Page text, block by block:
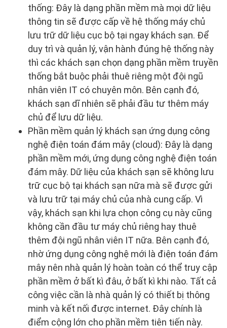
thống: Đây là dạng phần mềm mà mọi dữ liệu
thông tin sẽ được cấp về hệ thống máy chủ
lưu trữ dữ liệu cục bộ tại ngay khách sạn. Để
duy trì và quản lý, vận hành đúng hệ thống này
thì các khách sạn chọn dạng phần mềm truyền
thống bắt buộc phải thuê riêng một đội ngũ
nhân viên IT có chuyên môn. Bên cạnh đó,
khách sạn dĩ nhiên sẽ phải đầu tư thêm máy
chủ để lưu dữ liệu.
Phần mềm quản lý khách sạn ứng dụng công
nghệ điện toán đám mây (cloud): Đây là dạng
phần mềm mới, ứng dụng công nghệ điện toán
đám mây. Dữ liệu của khách sạn sẽ không lưu
trữ cục bộ tại khách sạn nữa mà sẽ được gửi
và lưu trữ tại máy chủ của nhà cung cấp. Vì
vậy, khách sạn khi lựa chọn công cụ này cũng
không cần đầu tư máy chủ riêng hay thuê
thêm đội ngũ nhân viên IT nữa. Bên cạnh đó,
nhờ ứng dụng công nghệ mới là điện toán đám
mây nên nhà quản lý hoàn toàn có thể truy cập
phần mềm ở bất kì đâu, ở bất kì khi nào. Tất cả
công việc cần là nhà quản lý có thiết bị thông
minh và kết nối được internet. Đây chính là
điểm cộng lớn cho phần mềm tiên tiến này.